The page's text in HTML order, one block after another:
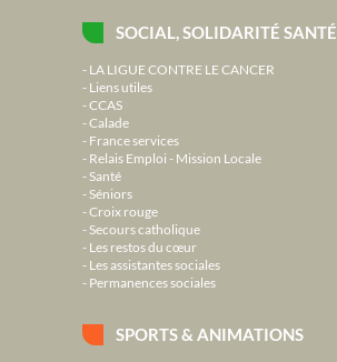
SOCIAL, SOLIDARITÉ SANTÉ
LA LIGUE CONTRE LE CANCER
Liens utiles
CCAS
Calade
France services
Relais Emploi - Mission Locale
Santé
Séniors
Croix rouge
Secours catholique
Les restos du cœur
Les assistantes sociales
Permanences sociales
SPORTS & ANIMATIONS